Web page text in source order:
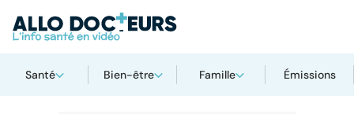
Santé Bien-être Famille Émissions